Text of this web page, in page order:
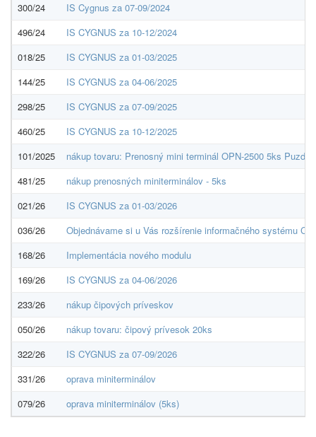
300/24
IS Cygnus za 07-09/2024
496/24
IS CYGNUS za 10-12/2024
018/25
IS CYGNUS za 01-03/2025
144/25
IS CYGNUS za 04-06/2025
298/25
IS CYGNUS za 07-09/2025
460/25
IS CYGNUS za 10-12/2025
101/2025
nákup tovaru: Prenosný mini terminál OPN-2500 5ks
481/25
nákup prenosných miniterminálov - 5ks
021/26
IS CYGNUS za 01-03/2026
036/26
Objednávame si u Vás rozšírenie informačného systému
168/26
Implementácia nového modulu
169/26
IS CYGNUS za 04-06/2026
233/26
nákup čipových príveskov
050/26
nákup tovaru: čipový prívesok 20ks
322/26
IS CYGNUS za 07-09/2026
331/26
oprava miniterminálov
079/26
oprava miniterminálov (5ks)